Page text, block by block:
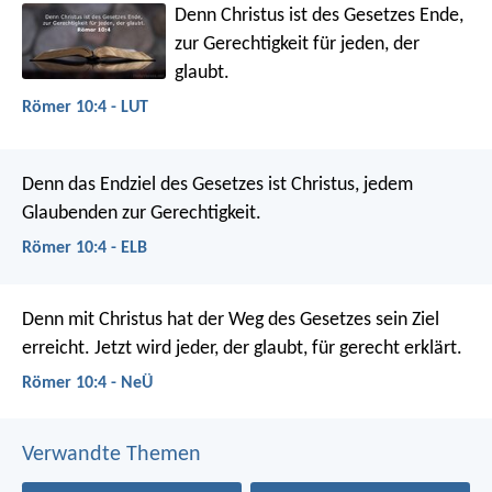
Denn Christus ist des Gesetzes Ende,
zur Gerechtigkeit für jeden, der
glaubt.
Römer 10:4 - LUT
Denn das Endziel des Gesetzes ist Christus, jedem
Glaubenden zur Gerechtigkeit.
Römer 10:4 - ELB
Denn mit Christus hat der Weg des Gesetzes sein Ziel
erreicht. Jetzt wird jeder, der glaubt, für gerecht erklärt.
Römer 10:4 - NeÜ
Verwandte Themen